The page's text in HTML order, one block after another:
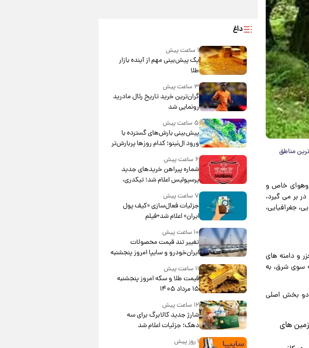
مناطق
وهوای خاص و
بر می گیرد،
جغرافیایی،
و دامنه های
سوی شرق، به
دو بخش اصلی
های
داغ
۱ ساعت پیش
یک پیش‌بینی مهم از آینده بازار
طلا
۳ ساعت پیش
گران‌ترین خرید تاریخ رئال مادرید
رونمایی شد
۵ ساعت پیش
پیش‌بینی بارش‌های گسترده با
ورود ال‌نینو؛ کدام روزها پربارش‌تر
خواهند بود؟
۶ ساعت پیش
شماره پیراهن خریدهای جدید
پرسپولیس اعلام شد؛ تیکدری،
محبی و سرگیف با اعداد ویژه
۷ ساعت پیش
جزئیات فعال‌سازی «کیف پول
ایران» اعلام شد+فیلم
۱۰ ساعت پیش
تغییر تند قیمت محصولات
ایران‌خودرو و سایپا امروز پنجشنبه
۱۵ مرداد ۱۴۰۵ +جدول
۱۱ ساعت پیش
قیمت طلا و سکه امروز پنجشنبه
۱۵ مرداد ۱۴۰۵
۱۲ ساعت پیش
شارژ جدید کالابرگ برای سه
دهک؛ جزئیات اعلام شد
۱ روز پیش